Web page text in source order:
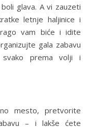
glava. A vi zauzeti
letnje haljinice i
vam biće i idite
gala zabavu
prema volji i
mesto, pretvorite
– i lakše ćete